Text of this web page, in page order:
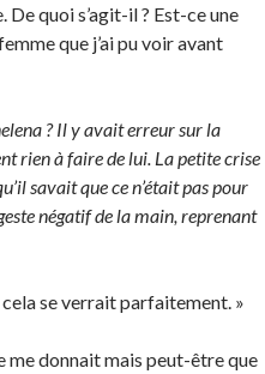
De quoi s’agit-il ? Est-ce une
que j’ai pu voir avant
? Il y avait erreur sur la
rien à faire de lui. La petite crise
savait que ce n’était pas pour
négatif de la main, reprenant
cela se verrait parfaitement. »
me donnait mais peut-être que